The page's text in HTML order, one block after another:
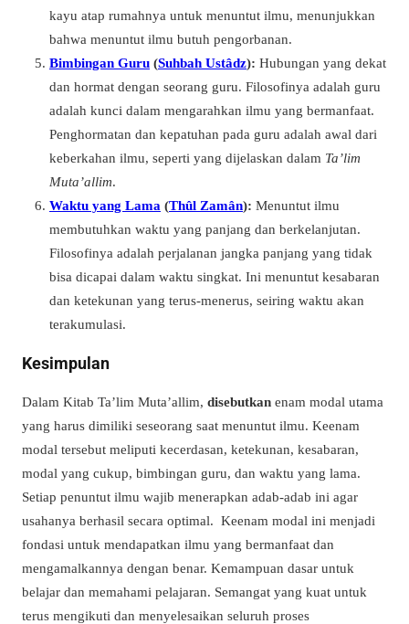
kayu atap rumahnya untuk menuntut ilmu, menunjukkan
bahwa menuntut ilmu butuh pengorbanan.
Bimbingan Guru (Suhbah Ustâdz): Hubungan yang dekat
dan hormat dengan seorang guru. Filosofinya adalah guru
adalah kunci dalam mengarahkan ilmu yang bermanfaat.
Penghormatan dan kepatuhan pada guru adalah awal dari
keberkahan ilmu, seperti yang dijelaskan dalam Ta’lim
Muta’allim.
Waktu yang Lama (Thûl Zamân): Menuntut ilmu
membutuhkan waktu yang panjang dan berkelanjutan.
Filosofinya adalah perjalanan jangka panjang yang tidak
bisa dicapai dalam waktu singkat. Ini menuntut kesabaran
dan ketekunan yang terus-menerus, seiring waktu akan
terakumulasi.
Kesimpulan
Dalam Kitab Ta’lim Muta’allim, disebutkan enam modal utama
yang harus dimiliki seseorang saat menuntut ilmu. Keenam
modal tersebut meliputi kecerdasan, ketekunan, kesabaran,
modal yang cukup, bimbingan guru, dan waktu yang lama.
Setiap penuntut ilmu wajib menerapkan adab-adab ini agar
usahanya berhasil secara optimal. Keenam modal ini menjadi
fondasi untuk mendapatkan ilmu yang bermanfaat dan
mengamalkannya dengan benar. Kemampuan dasar untuk
belajar dan memahami pelajaran. Semangat yang kuat untuk
terus mengikuti dan menyelesaikan seluruh proses